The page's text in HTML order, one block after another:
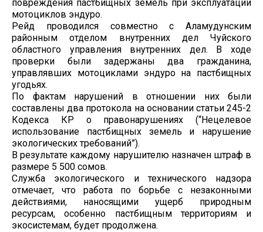
повреждения пастбищных земель при эксплуатации
мотоциклов эндуро.
Рейд проводился совместно с Аламудунским
районным отделом внутренних дел Чуйского
областного управления внутренних дел. В ходе
проверки были задержаны два гражданина,
управлявших мотоциклами эндуро на пастбищных
угодьях.
По фактам нарушений в отношении них были
составлены два протокола на основании статьи 245-2
Кодекса КР о правонарушениях (“Нецелевое
использование пастбищных земель и нарушение
экологических требований”).
В результате каждому нарушителю назначен штраф в
размере 5 500 сомов.
Служба экологического и технического надзора
отмечает, что работа по борьбе с незаконными
действиями, наносящими ущерб природным
ресурсам, особенно пастбищным территориям и
экосистемам, будет продолжена.